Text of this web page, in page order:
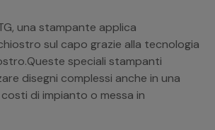
una stampante applica
sul capo grazie alla tecnologia
speciali stampanti
disegni complessi anche in una
di impianto o messa in